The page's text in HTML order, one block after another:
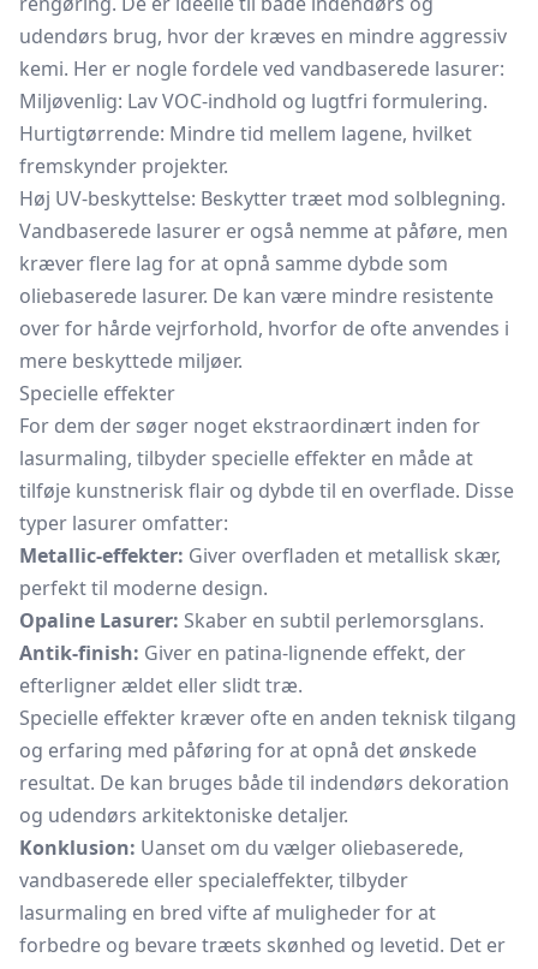
udendørs brug, hvor der kræves en mindre aggressiv
kemi. Her er nogle fordele ved vandbaserede lasurer:
Miljøvenlig: Lav VOC-indhold og lugtfri formulering.
Hurtigtørrende: Mindre tid mellem lagene, hvilket
fremskynder projekter.
Høj UV-beskyttelse: Beskytter træet mod solblegning.
Vandbaserede lasurer er også nemme at påføre, men
kræver flere lag for at opnå samme dybde som
oliebaserede lasurer. De kan være mindre resistente
over for hårde vejrforhold, hvorfor de ofte anvendes i
mere beskyttede miljøer.
Specielle effekter
For dem der søger noget ekstraordinært inden for
lasurmaling, tilbyder specielle effekter en måde at
tilføje kunstnerisk flair og dybde til en overflade. Disse
typer lasurer omfatter:
Metallic-effekter: Giver overfladen et metallisk skær,
perfekt til moderne design.
Opaline Lasurer: Skaber en subtil perlemorsglans.
Antik-finish: Giver en patina-lignende effekt, der
efterligner ældet eller slidt træ.
Specielle effekter kræver ofte en anden teknisk tilgang
og erfaring med påføring for at opnå det ønskede
resultat. De kan bruges både til indendørs dekoration
og udendørs arkitektoniske detaljer.
Konklusion: Uanset om du vælger oliebaserede,
vandbaserede eller specialeffekter, tilbyder
lasurmaling en bred vifte af muligheder for at
forbedre og bevare træets skønhed og levetid. Det er